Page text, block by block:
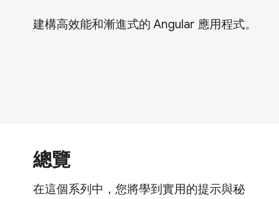
建構高效能和漸進式的 Angular 應用程式。
總覽
在這個系列中，您將學到實用的提示與秘